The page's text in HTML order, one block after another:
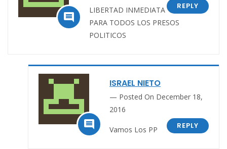

REPLY
LIBERTAD INMEDIATA
PARA TODOS LOS PRESOS
POLITICOS

ISRAEL NIETO
Posted On December 18,
2016
REPLY
Vamos Los PP